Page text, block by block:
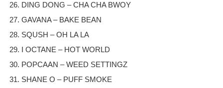
26. DING DONG – CHA CHA BWOY
27. GAVANA – BAKE BEAN
28. SQUSH – OH LA LA
29. I OCTANE – HOT WORLD
30. POPCAAN – WEED SETTINGZ
31. SHANE O – PUFF SMOKE